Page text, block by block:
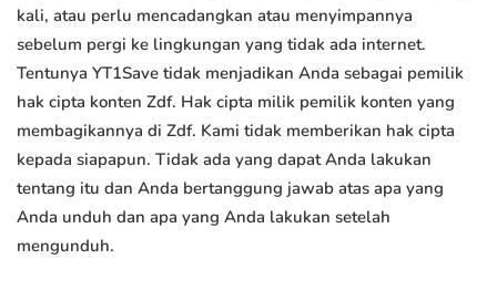
kali, atau perlu mencadangkan atau menyimpannya
sebelum pergi ke lingkungan yang tidak ada internet.
Tentunya YT1Save tidak menjadikan Anda sebagai pemilik
hak cipta konten Zdf. Hak cipta milik pemilik konten yang
membagikannya di Zdf. Kami tidak memberikan hak cipta
kepada siapapun. Tidak ada yang dapat Anda lakukan
tentang itu dan Anda bertanggung jawab atas apa yang
Anda unduh dan apa yang Anda lakukan setelah
mengunduh.